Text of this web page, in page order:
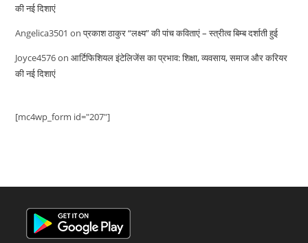
की नई दिशाएं
Angelica3501 onप्रकाश ठाकुर “लक्ष्य” की पांच कविताएं – स्त्रीत्व बिम्ब दर्शाती हुई
Joyce4576onआर्टिफिशियल इंटेलिजेंस का प्रभाव: शिक्षा, व्यवसाय, समाज और करियर
की नई दिशाएं
[mc4wp_form id="207"]